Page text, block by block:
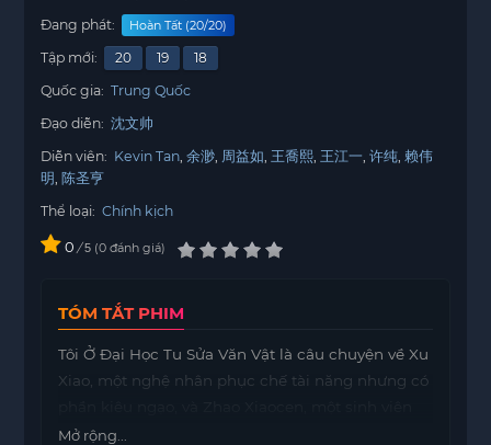
Đang phát:
Hoàn Tất (20/20)
Tập mới: 20 19
18
Quốc gia: Trung Quốc
Đạo diễn: 沈文帅
Diễn viên: Kevin Tan 余渺 周益如 王喬熙 王江一 许纯 赖伟
明 陈圣亨
Thể loại: Chính kịch
0 / 5 0 đánh giá
TÓM TẮT PHIM
Tôi Ở Đại Học Tu Sửa Văn Vật là câu chuyện về Xu
Xiao, một nghệ nhân phục chế tài năng nhưng có
nhút nhát. Họ gặp nhau trong một môi trường đầy
Mở rộng...